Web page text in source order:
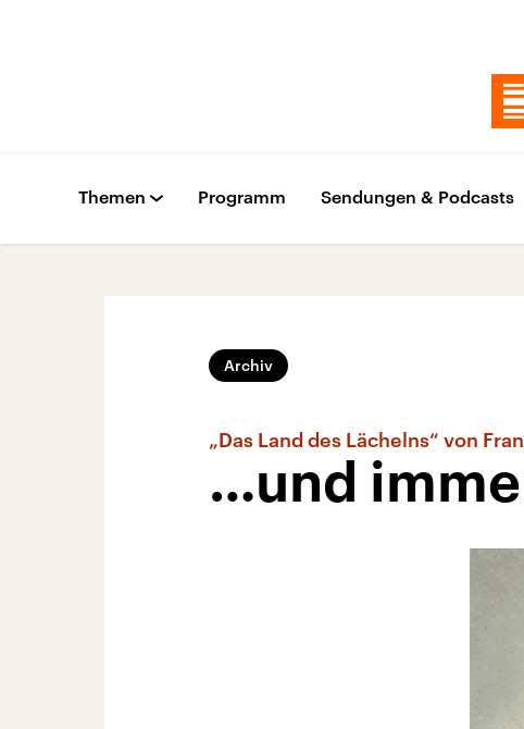
Themen Programm Sendungen & Podcasts
Archiv
„Das Land des Lächelns“ von
…und